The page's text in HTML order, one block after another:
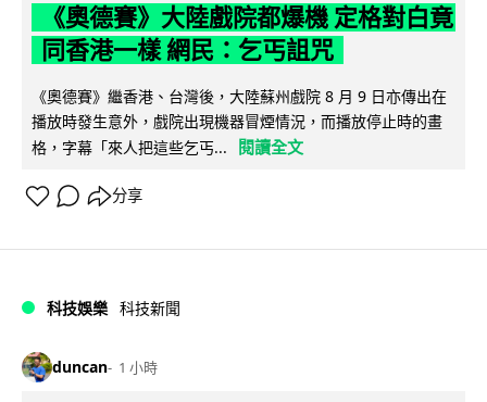
《奧德賽》大陸戲院都爆機 定格對白竟
同香港一樣 網民：乞丐詛咒
《奧德賽》繼香港、台灣後，大陸蘇州戲院 8 月 9 日亦傳出在
播放時發生意外，戲院出現機器冒煙情況，而播放停止時的畫
格，字幕「來人把這些乞丐...
閱讀全文
分享
科技娛樂 科技新聞
duncan 1 小時